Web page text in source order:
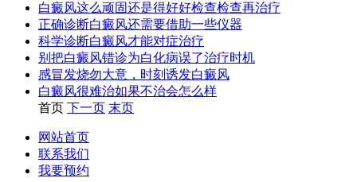
白癜风这么顽固还是得好好检查检查再治疗
正确诊断白癜风还需要借助一些仪器
科学诊断白癜风才能对症治疗
别把白癜风错诊为白化病误了治疗时机
感冒发烧勿大意，时刻诱发白癜风
白癜风很难治如果不治会怎么样
首页 下一页 末页
网站首页
联系我们
我要预约